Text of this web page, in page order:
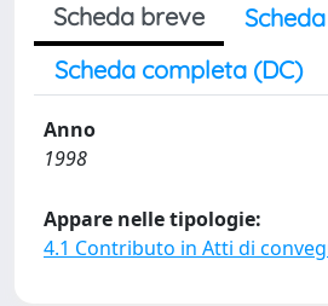
Scheda breve
Scheda completa (DC)
Anno
1998
Appare nelle tipologie:
4.1 Contributo in Atti di